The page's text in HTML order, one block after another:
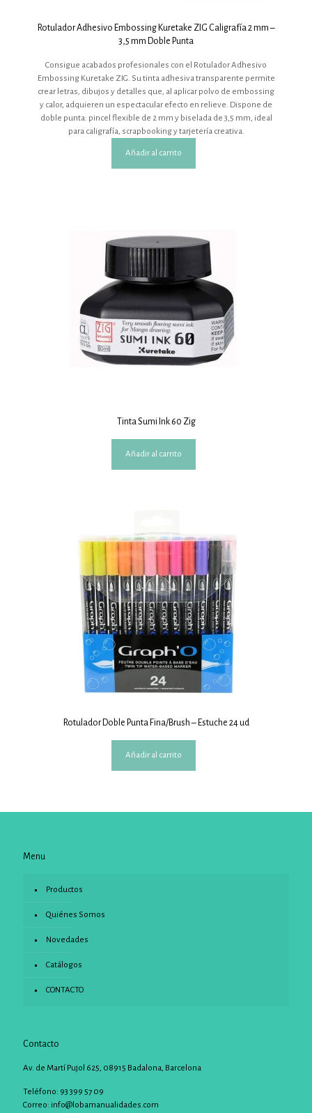
Rotulador Adhesivo Embossing Kuretake ZIG Caligrafía 2 mm –
3,5 mm Doble Punta
Consigue acabados profesionales con el Rotulador Adhesivo
Embossing Kuretake ZIG. Su tinta adhesiva transparente permite
crear letras, dibujos y detalles que, al aplicar polvo de embossing
y calor, adquieren un espectacular efecto en relieve. Dispone de
doble punta: pincel flexible de 2 mm y biselada de 3,5 mm, ideal
para caligrafía, scrapbooking y tarjetería creativa.
Añadir al carrito
Tinta Sumi Ink 60 Zig
Añadir al carrito
Rotulador Doble Punta Fina/Brush – Estuche 24 ud
Añadir al carrito
Menu
Productos
Quiénes Somos
Novedades
Catálogos
CONTACTO
Contacto
Av. de Martí Pujol 625, 08915 Badalona, Barcelona
Teléfono: 93 399 57 09
Correo: info@lobamanualidades.com